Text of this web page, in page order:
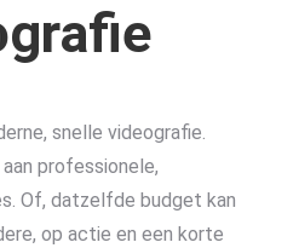
snelle videografie.
professionele,
Of, datzelfde budget kan
op actie en een korte